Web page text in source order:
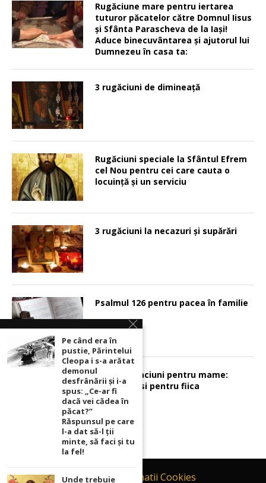
Rugăciune mare pentru iertarea
tuturor păcatelor către Domnul Iisus
şi Sfânta Parascheva de la Iaşi!
Aduce binecuvântarea şi ajutorul lui
Dumnezeu în casa ta:
3 rugăciuni de dimineață
Rugăciuni speciale la Sfântul Efrem
cel Nou pentru cei care cauta o
locuinţă şi un serviciu
3 rugăciuni la necazuri și supărări
Psalmul 126 pentru pacea în familie
Sunt 2 rugaciuni pentru mame:
pentru fiu si pentru fiica
Contact Informatii Cookies
Pe când era în
pustie, Părintelui
Cleopa i s-a arătat
demonul
desfrânării şi i-a
spus: „Ce-ar fi
dacă vei cădea în
păcat?”
Răspunsul pe care
l-a dat să-l ții
minte, să faci și tu
la fel!
Unde trebuie